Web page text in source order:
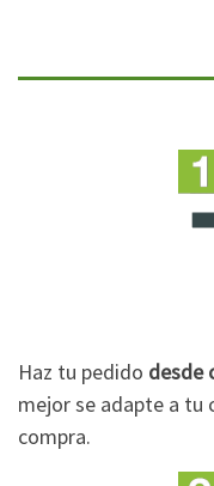
Haz tu pedido desde
mejor se adapte a tu
compra.